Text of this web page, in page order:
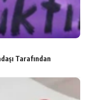
Tarafından